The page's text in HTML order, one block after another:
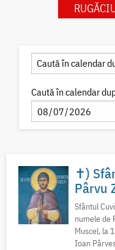
Caută în calendar
✝)
Pârvu
Sfântul
numele de
Muscel, la
Ioan